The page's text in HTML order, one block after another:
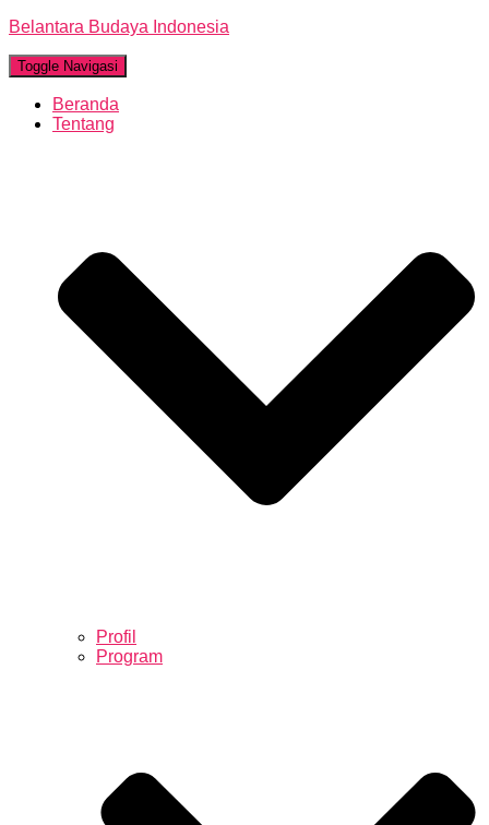
Belantara Budaya Indonesia
Toggle Navigasi
Beranda
Tentang
Profil
Program